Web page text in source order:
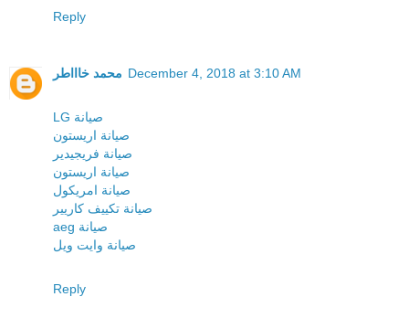
Reply
محمد خاااطر December 4, 2018 at 3:10 AM
LG صيانة
صيانة اريستون
صيانة فريجيدير
صيانة اريستون
صيانة امريكول
صيانة تكييف كاريير
aeg صيانة
صيانة وايت ويل
Reply